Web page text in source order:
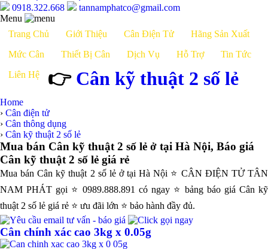
0918.322.668
tannamphatco@gmail.com
Menu
Trang Chủ
Giới Thiệu Cân Điện Tử
Hãng Sản Xuất
Mức Cân
Thiết Bị Cân Dịch Vụ Hỗ Trợ
Tin Tức
Liên Hệ
👉 Cân kỹ thuật 2 số lẻ
Home
› Cân điện tử
› Cân thông dụng
› Cân kỹ thuật 2 số lẻ
Mua bán Cân kỹ thuật 2 số lẻ ở tại Hà Nội, Báo giá
Cân kỹ thuật 2 số lẻ giá rẻ
Mua bán Cân kỹ thuật 2 số lẻ ở tại Hà Nội ⭐ CÂN ĐIỆN TỬ TÂN
NAM PHÁT gọi ⭐ 0989.888.891 có ngay ⭐ bảng báo giá Cân kỹ
thuật 2 số lẻ giá rẻ ⭐ ưu đãi lớn ⭐ bảo hành đầy đủ.
Cân chính xác cao 3kg x 0.05g